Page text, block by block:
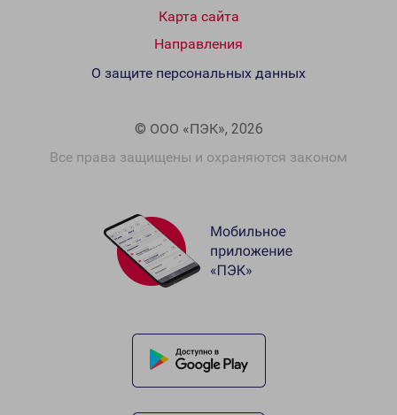
Карта сайта
Направления
© ООО «ПЭК», 2026
Все права защищены и охраняются законом
О защите персональных данных